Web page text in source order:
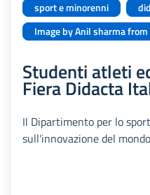
sport e minorenni
Image by Anil sharma
Studenti atleti
Fiera Didacta
Il Dipartimento per lo
sull'innovazione del